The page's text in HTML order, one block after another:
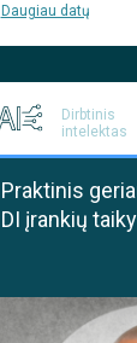
Daugiau datų
Dirbtinis
intelektas
Praktinis
DI įrankių